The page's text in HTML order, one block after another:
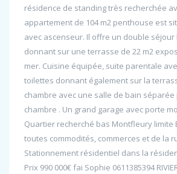
résidence de standing très recherchée
appartement de 104 m2 penthouse est
avec ascenseur. Il offre un double séjour
donnant sur une terrasse de 22 m2
mer. Cuisine équipée, suite parentale
toilettes donnant également sur la
chambre avec une salle de bain séparée
chambre . Un grand garage avec porte
Quartier recherché bas Montfleury limite
toutes commodités, commerces et de la
Stationnement résidentiel dans la
Prix 990 000€ fai Sophie 0611385394